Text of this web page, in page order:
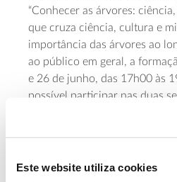
Este website utiliza cookies
“Conhecer as árvores:
que cruza ciência, cultura e
importância das árvores ao
ao público em geral, a
e 26 de junho, das 17h00 às
possível participar nas duas
uma. A primeira
fotossíntese; A madeira como